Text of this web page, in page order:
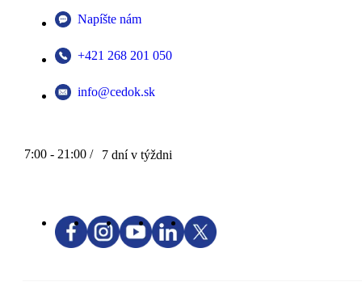
Napíšte nám
+421 268 201 050
info@cedok.sk
7:00 - 21:00 / 7 dní v týždni